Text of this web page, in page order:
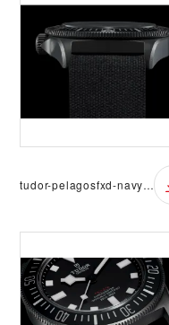
tudor-pelagosfxd-navy-07